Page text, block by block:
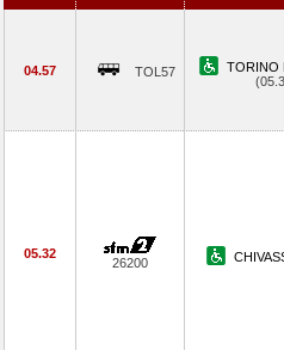
04.57 TOL57
TORINO
05.32
26200